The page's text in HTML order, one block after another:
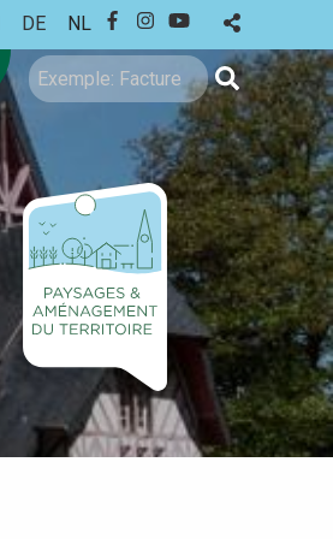
Zoeken
DE NL
FACEBOOK
INSTAGRAM
YOUTUBE